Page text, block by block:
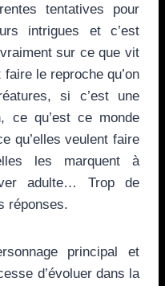
tentatives pour
intrigues et c’est
sur ce que vit
le reproche qu’on
si c’est une
ce qu’est ce monde
qu’elles veulent faire
les marquent à
adulte… Trop de
réponses.
principal et
d’évoluer dans la